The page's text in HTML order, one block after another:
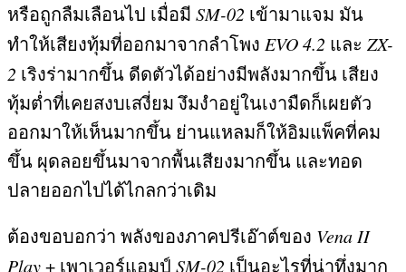
หรือถูกลืมเลือนไป เมื่อมี SM-02 เข้ามาแจม มัน
ทำให้เสียงทุ้มที่ออกมาจากลำโพง EVO 4.2 และ ZX-
2 เริงร่ามากขึ้น ดีดตัวได้อย่างมีพลังมากขึ้น เสียง
ทุ้มต่ำที่เคยสงบเสงี่ยม งึมงำอยู่ในเงามืดก็เผยตัว
ออกมาให้เห็นมากขึ้น ย่านแหลมก็ให้อิมแพ็คที่คม
ขึ้น ผุดลอยขึ้นมาจากพื้นเสียงมากขึ้น และทอด
ปลายออกไปได้ไกลกว่าเดิม
ต้องขอบอกว่า พลังของภาคปรีเอ๊าต์ของ Vena II
Play+ เพาเวอร์แอมป์ SM-02 เป็นอะไรที่น่าทึ่งมาก